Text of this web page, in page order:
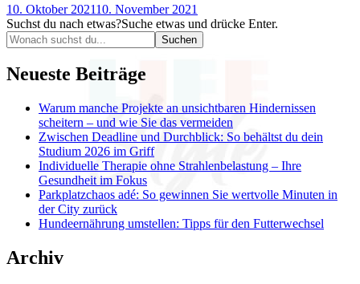
10. Oktober 202110. November 2021
Suchst du nach etwas?Suche etwas und drücke Enter.
Neueste Beiträge
Warum manche Projekte an unsichtbaren Hindernissen
scheitern – und wie Sie das vermeiden
Zwischen Deadline und Durchblick: So behältst du dein
Studium 2026 im Griff
Individuelle Therapie ohne Strahlenbelastung – Ihre
Gesundheit im Fokus
Parkplatzchaos adé: So gewinnen Sie wertvolle Minuten in
der City zurück
Hundeernährung umstellen: Tipps für den Futterwechsel
Archiv